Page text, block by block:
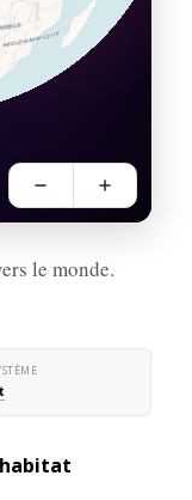
le monde.